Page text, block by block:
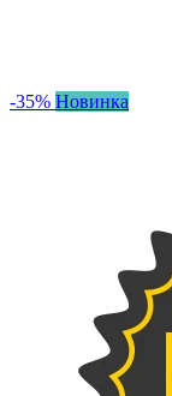
-35% Новинка